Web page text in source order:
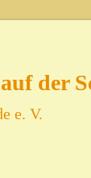
der
e. V.